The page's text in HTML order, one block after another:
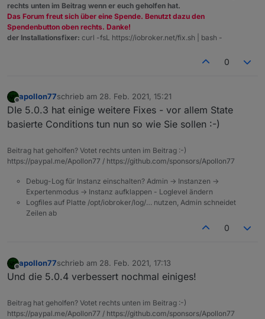
rechts unten im Beitrag wenn er euch geholfen hat.
Das Forum freut sich über eine Spende. Benutzt dazu den
Spendenbutton oben rechts. Danke!
der Installationsfixer: curl -fsL https://iobroker.net/fix.sh | bash -
0
Offline
apollon77schrieb am 28. Feb. 2021, 15:21
zuletzt editiert von
DIe 5.0.3 hat einige weitere Fixes - vor allem State
basierte Conditions tun nun so wie Sie sollen :-)
Beitrag hat geholfen? Votet rechts unten im Beitrag :-)
https://paypal.me/Apollon77 / https://github.com/sponsors/Apollon77
Debug-Log für Instanz einschalten? Admin -> Instanzen ->
Expertenmodus -> Instanz aufklappen - Loglevel ändern
Logfiles auf Platte /opt/iobroker/log/… nutzen, Admin schneidet
Zeilen ab
0
Offline
apollon77schrieb am 28. Feb. 2021, 17:13
zuletzt editiert von
Und die 5.0.4 verbessert nochmal einiges!
Beitrag hat geholfen? Votet rechts unten im Beitrag :-)
https://paypal.me/Apollon77 / https://github.com/sponsors/Apollon77